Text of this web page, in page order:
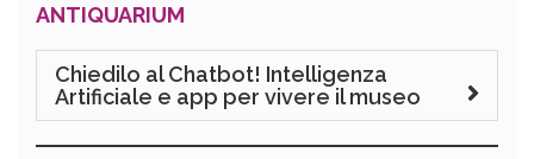
ANTIQUARIUM
Chiedilo al Chatbot! Intelligenza
Artificiale e app per vivere il museo